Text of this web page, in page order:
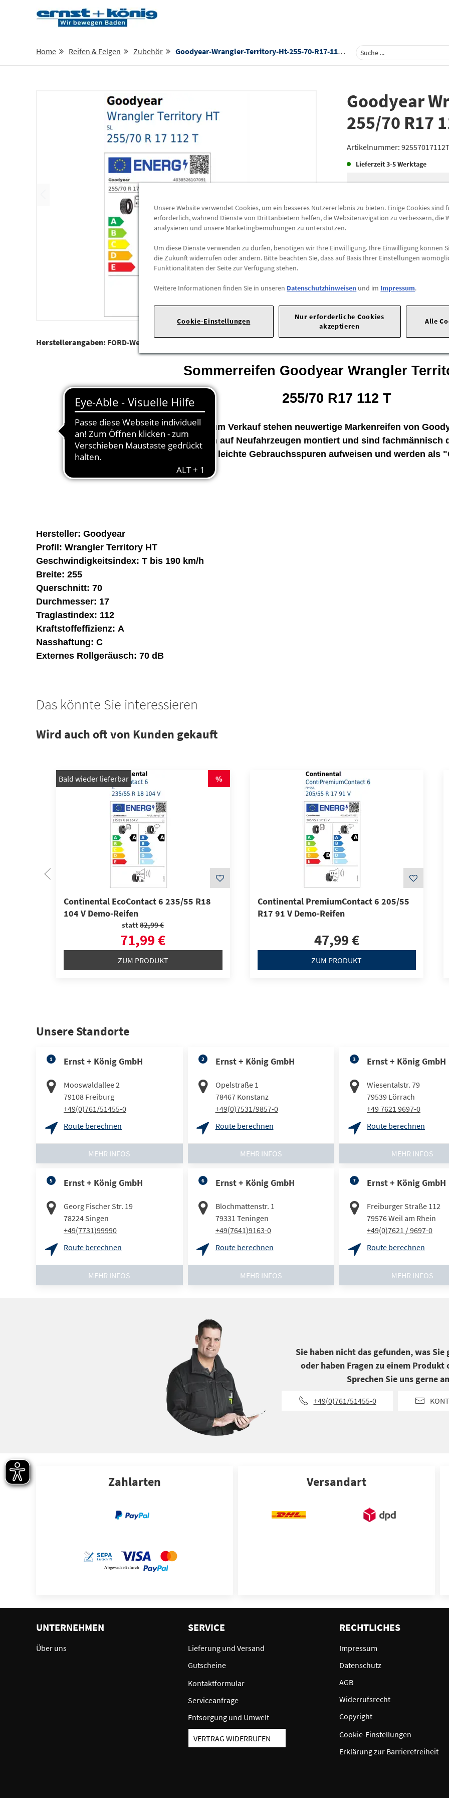
Home Reifen & Felgen Zubehör Goodyear-Wrangler-Territory-Ht-255-70-R17-112t-Demo-Reifen-92557017112tgo
Goodyear
255/70 R17
Artikelnummer:
Lieferzeit3-5 Werktage
Versandkostenfrei
Max. Bestellmenge:4
Herstellerangaben: FORD-Werke GmbH |
Sommerreifen Goodyear Wrangler
255/70 R17 112 T
Zum Verkauf stehen neuwertige Markenreifen von
Die Reifen waren auf Neufahrzeugen montiert und sind fachmännisch
Reifen können daher leichte Gebrauchsspuren aufweisen und werden als
Hersteller: Goodyear
Profil: Wrangler Territory HT
Geschwindigkeitsindex: T bis 190 km/h
Breite: 255
Querschnitt: 70
Durchmesser: 17
Traglastindex: 112
Kraftstoffeffizienz: A
Nasshaftung: C
Externes Rollgeräusch: 70 dB
Das könnte Sie interessieren
Wird auch oft von Kunden gekauft
Bald wieder lieferbar %
Continental EcoContact 6 235/55 R18
104 V Demo-Reifen
statt82,99 €
71,99 €
ZUM PRODUKT
Continental PremiumContact 6 205/55
R17 91 V Demo-Reifen
47,99 €
ZUM PRODUKT
Unsere Standorte
1 Ernst + König GmbH
Mooswaldallee 2
79108 Freiburg
+49(0)761/51455-0
Route berechnen
MEHR INFOS
2 Ernst + König GmbH
Opelstraße 1
78467 Konstanz
+49(0)7531/9857-0
Route berechnen
MEHR INFOS
3 Ernst + König GmbH
Wiesentalstr. 79
79539 Lörrach
+49 7621 9697-0
Route berechnen
MEHR INFOS
5 Ernst + König GmbH
Georg Fischer Str. 19
78224 Singen
+49(7731)99990
Route berechnen
MEHR INFOS
6 Ernst + König GmbH
Blochmattenstr. 1
79331 Teningen
+49(7641)9163-0
Route berechnen
MEHR INFOS
7 Ernst + König GmbH
Freiburger Straße 112
79576Weil am Rhein
+49(0)7621 / 9697-0
Route berechnen
MEHR INFOS
Sie haben nicht das gefunden, was Sie
oder haben Fragen zu einem Produkt
Sprechen Sie uns gerne
+49(0)761/51455-0
Zahlarten Versandart
UNTERNEHMEN
Über uns
SERVICE
Lieferung und Versand
Gutscheine
Kontaktformular
Serviceanfrage
Entsorgung und Umwelt
VERTRAG WIDERRUFEN
RECHTLICHES
Impressum
Datenschutz
AGB
Widerrufsrecht
Copyright
Cookie-Einstellungen
Erklärung zur Barrierefreiheit
Unsere Website verwendet Cookies, um ein besseres Nutzererlebnis zu bieten. Einige Cookies
erforderlich, während Dienste von Drittanbietern helfen, die Websitenavigation zu verbessern, die
analysieren und unsere Marketingbemühungen zu unterstützen.
Um diese Dienste verwenden zu dürfen, benötigen wir Ihre Einwilligung. Ihre Einwilligung können
die Zukunft widerrufen oder ändern. Bitte beachten Sie, dass auf Basis Ihrer Einstellungen
Funktionalitäten der Seite zur Verfügung stehen.
Weitere Informationen finden Sie in unseren Datenschutzhinweisen und im Impressum.
Cookie-Einstellungen
Nur erforderliche Cookies
akzeptieren
Alle